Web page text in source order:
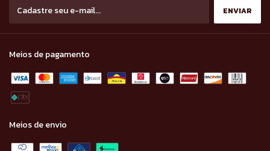
Meios de pagamento
Meios de envio